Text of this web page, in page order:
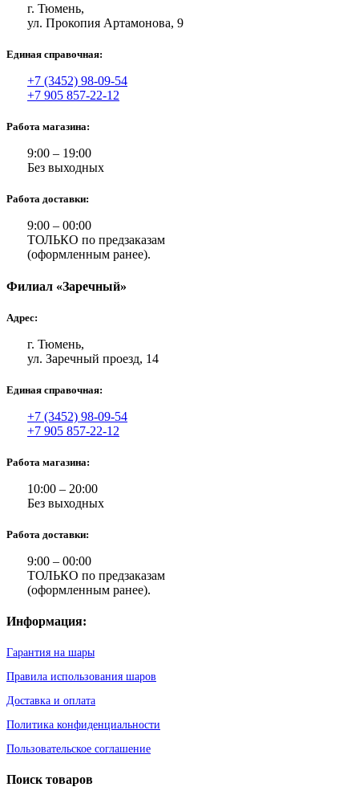
г. Тюмень,
ул. Прокопия Артамонова, 9
Единая справочная:
+7 (3452) 98-09-54
+7 905 857-22-12
Работа магазина:
9:00 – 19:00
Без выходных
Работа доставки:
9:00 – 00:00
ТОЛЬКО по предзаказам
(оформленным ранее).
Филиал «Заречный»
Адрес:
г. Тюмень,
ул. Заречный проезд, 14
Единая справочная:
+7 (3452) 98-09-54
+7 905 857-22-12
Работа магазина:
10:00 – 20:00
Без выходных
Работа доставки:
9:00 – 00:00
ТОЛЬКО по предзаказам
(оформленным ранее).
Информация:
Гарантия на шары
Правила использования шаров
Доставка и оплата
Политика конфиденциальности
Пользовательское соглашение
Поиск товаров